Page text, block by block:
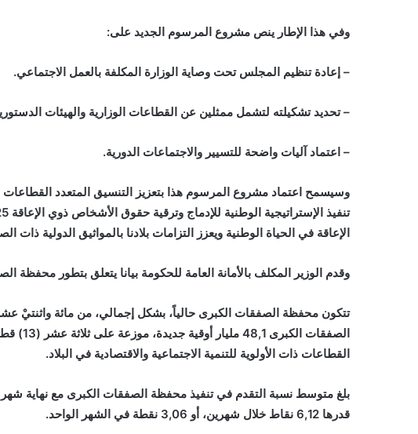
وفي هذا الإطار ينص مشروع المرسوم الجديد على:
– إعادة تنظيم المجلس تحت وصاية الوزارة المكلفة بالعمل الاجتماعي.
– تحديد تشكيلته لتشمل ممثلين عن القطاعات الوزارية والهيئات
– اعتماد آليات واضحة للتسيير والاجتماعات الدورية.
وسيسمح اعتماد مشروع المرسوم هذا بتعزيز التنسيق المتعدد القطاعات
الإعاقة في الحياة الوطنية ويعزز التزامات بلادنا بالمواثيق الدولية ذات
وقدم الوزير المكلف بالأمانة العامة للحكومة بيانا يتعلق بتطور محفظة الصفقات
الصفقات
القطاعات ذات الأولوية للتنمية الاجتماعية والاقتصادية في البلاد.
قدرها 6,12 نقاط خلال شهرين، أو 3,06 نقطة في الشهر الواحد.